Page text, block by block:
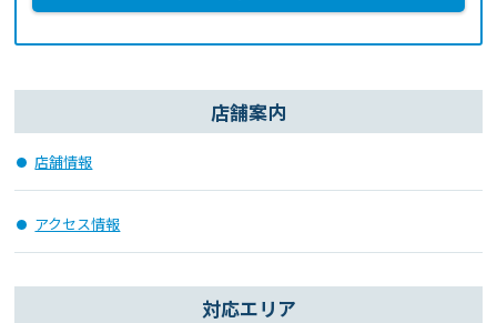
店舗案内
店舗情報
アクセス情報
対応エリア